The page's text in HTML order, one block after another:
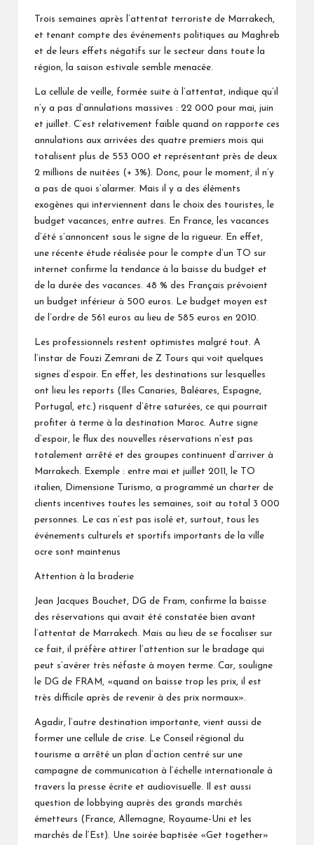
Trois semaines après l’attentat terroriste de Marrakech,
et tenant compte des événements politiques au Maghreb
et de leurs effets négatifs sur le secteur dans toute la
région, la saison estivale semble menacée.
La cellule de veille, formée suite à l’attentat, indique qu’il
n’y a pas d’annulations massives : 22 000 pour mai, juin
et juillet. C’est relativement faible quand on rapporte ces
annulations aux arrivées des quatre premiers mois qui
totalisent plus de 553 000 et représentant près de deux
2 millions de nuitées (+ 3%). Donc, pour le moment, il n’y
a pas de quoi s’alarmer. Mais il y a des éléments
exogènes qui interviennent dans le choix des touristes, le
budget vacances, entre autres. En France, les vacances
d’été s’annoncent sous le signe de la rigueur. En effet,
une récente étude réalisée pour le compte d’un TO sur
internet confirme la tendance à la baisse du budget et
de la durée des vacances. 48 % des Français prévoient
un budget inférieur à 500 euros. Le budget moyen est
de l’ordre de 561 euros au lieu de 585 euros en 2010.
Les professionnels restent optimistes malgré tout. A
l’instar de Fouzi Zemrani de Z Tours qui voit quelques
signes d’espoir. En effet, les destinations sur lesquelles
ont lieu les reports (Iles Canaries, Baléares, Espagne,
Portugal, etc.) risquent d’être saturées, ce qui pourrait
profiter à terme à la destination Maroc. Autre signe
d’espoir, le flux des nouvelles réservations n’est pas
totalement arrêté et des groupes continuent d’arriver à
Marrakech. Exemple : entre mai et juillet 2011, le TO
italien, Dimensione Turismo, a programmé un charter de
clients incentives toutes les semaines, soit au total 3 000
personnes. Le cas n’est pas isolé et, surtout, tous les
événements culturels et sportifs importants de la ville
ocre sont maintenus
Attention à la braderie
Jean Jacques Bouchet, DG de Fram, confirme la baisse
des réservations qui avait été constatée bien avant
l’attentat de Marrakech. Mais au lieu de se focaliser sur
ce fait, il préfère attirer l’attention sur le bradage qui
peut s’avérer très néfaste à moyen terme. Car, souligne
le DG de FRAM, «quand on baisse trop les prix, il est
très difficile après de revenir à des prix normaux».
Agadir, l’autre destination importante, vient aussi de
former une cellule de crise. Le Conseil régional du
tourisme a arrêté un plan d’action centré sur une
campagne de communication à l’échelle internationale à
travers la presse écrite et audiovisuelle. Il est aussi
question de lobbying auprès des grands marchés
émetteurs (France, Allemagne, Royaume-Uni et les
marchés de l’Est). Une soirée baptisée «Get together»